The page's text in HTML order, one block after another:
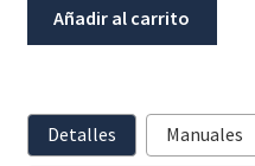
Ktm
790
Añadir al carrito
Detalles Manuales